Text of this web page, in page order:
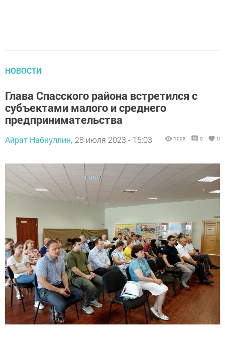
НОВОСТИ
Глава Спасского района встретился с
субъектами малого и среднего
предпринимательства
Айрат Набиуллин, 28 июля 2023 - 15:03 1098 0 0